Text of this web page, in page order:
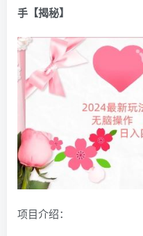
手【揭秘】
项目介绍：